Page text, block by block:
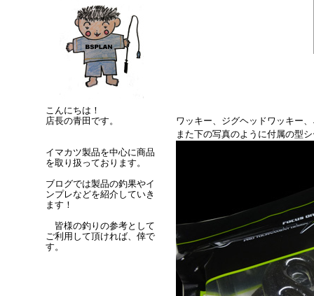
こんにちは！
店長の青田です。
イマカツ製品を中心に商品
を取り扱っております。
ブログでは製品の釣果やイ
ンプレなどを紹介していき
ます！
皆様の釣りの参考として
ご利用して頂ければ、倖で
す。
ワッキー、ジグヘッドワッキー
また下の写真のように付属の型